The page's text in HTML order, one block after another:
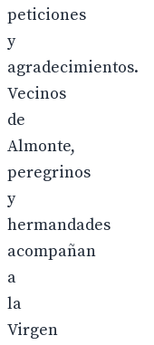
peticiones
y
agradecimientos.
Vecinos
de
Almonte,
peregrinos
y
hermandades
acompañan
a
la
Virgen